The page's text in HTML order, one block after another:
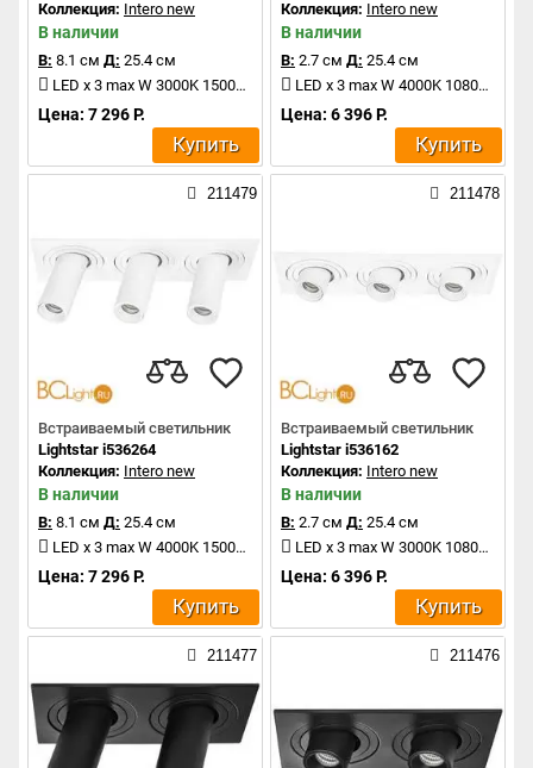
Коллекция: Intero new
В наличии
В: 8.1 см Д: 25.4 см
LED x 3 max W 3000K 1500Lm
Цена: 7 296 Р.
Купить
Коллекция: Intero new
В наличии
В: 2.7 см Д: 25.4 см
LED x 3 max W 4000K 1080Lm
Цена: 6 396 Р.
Купить
211479
Встраиваемый светильник
Lightstar i536264
Коллекция: Intero new
В наличии
В: 8.1 см Д: 25.4 см
LED x 3 max W 4000K 1500Lm
Цена: 7 296 Р.
Купить
211478
Встраиваемый светильник
Lightstar i536162
Коллекция: Intero new
В наличии
В: 2.7 см Д: 25.4 см
LED x 3 max W 3000K 1080Lm
Цена: 6 396 Р.
Купить
211477 211476